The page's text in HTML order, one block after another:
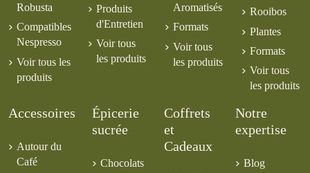
Robusta
Compatibles
Nespresso
Voir tous les
produits
Produits
d'Entretien
Voir tous
les produits
Aromatisés
Formats
Voir tous
les produits
Rooibos
Plantes
Formats
Voir tous
les produits
Accessoires
Autour du
Café
Épicerie
sucrée
Chocolats
Coffrets
et
Cadeaux
Notre
expertise
Blog